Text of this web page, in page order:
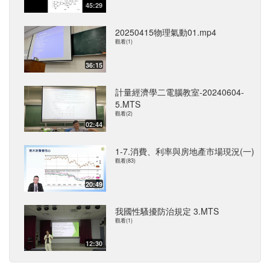
45:29
36:15
20250415物理氣動01.mp4
觀看(1)
02:44
計量經濟學二電腦教室-20240604-
5.MTS
觀看(2)
20:49
1-7.消費、利率與房地產市場現況(一)
觀看(83)
12:30
我國性騷擾防治規定 3.MTS
觀看(1)